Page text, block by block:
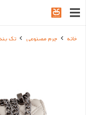
خانه چرم مصنوعی تک